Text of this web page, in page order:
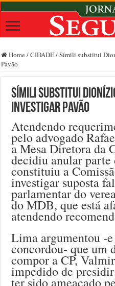
Home /CIDADE/Símili substitui
Pavão
Símili substitui
investigar Pavão
Atendendo
pelo advogado
a Mesa Diretora da
decidiu anular parte
constituiu a
investigar suposta
parlamentar do
do MDB, que está
atendendo
Lima argumentou -
concordou- que um
compor a CP,
impedido de
ter sido ameaçado